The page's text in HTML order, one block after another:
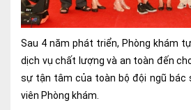
Nội soi tiêu hóa
Các gói khám sức khỏe
Gói khám sức khỏe cá nhân định kỳ
Gói khám tầm soát ung thư sớm
Sau 4 năm phát triển, Phòng khám
dịch vụ chất lượng và an toàn đến
sự tận tâm của toàn bộ đội ngũ bác
viên Phòng khám.